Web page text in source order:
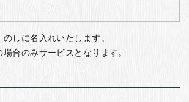
しに名入れいたします。
合のみサービスとなります。